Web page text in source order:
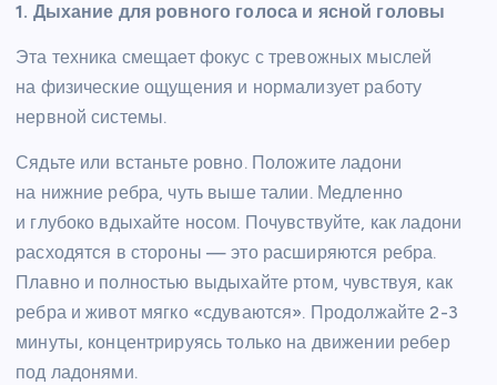
1. Дыхание для ровного голоса и ясной головы
Эта техника смещает фокус с тревожных мыслей
на физические ощущения и нормализует работу
нервной системы.
Сядьте или встаньте ровно. Положите ладони
на нижние ребра, чуть выше талии. Медленно
и глубоко вдыхайте носом. Почувствуйте, как ладони
расходятся в стороны — это расширяются ребра.
Плавно и полностью выдыхайте ртом, чувствуя, как
ребра и живот мягко «сдуваются». Продолжайте 2-3
минуты, концентрируясь только на движении ребер
под ладонями.